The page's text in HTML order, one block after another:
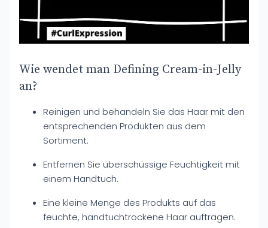
Wie wendet man Defining Cream-in-Jelly
an?
Reinigen und behandeln Sie das Haar mit den
entsprechenden Produkten aus dem
Sortiment.
Entfernen Sie überschüssige Feuchtigkeit mit
einem Handtuch.
Eine kleine Menge des Produkts auf das
feuchte, handtuchtrockene Haar auftragen.